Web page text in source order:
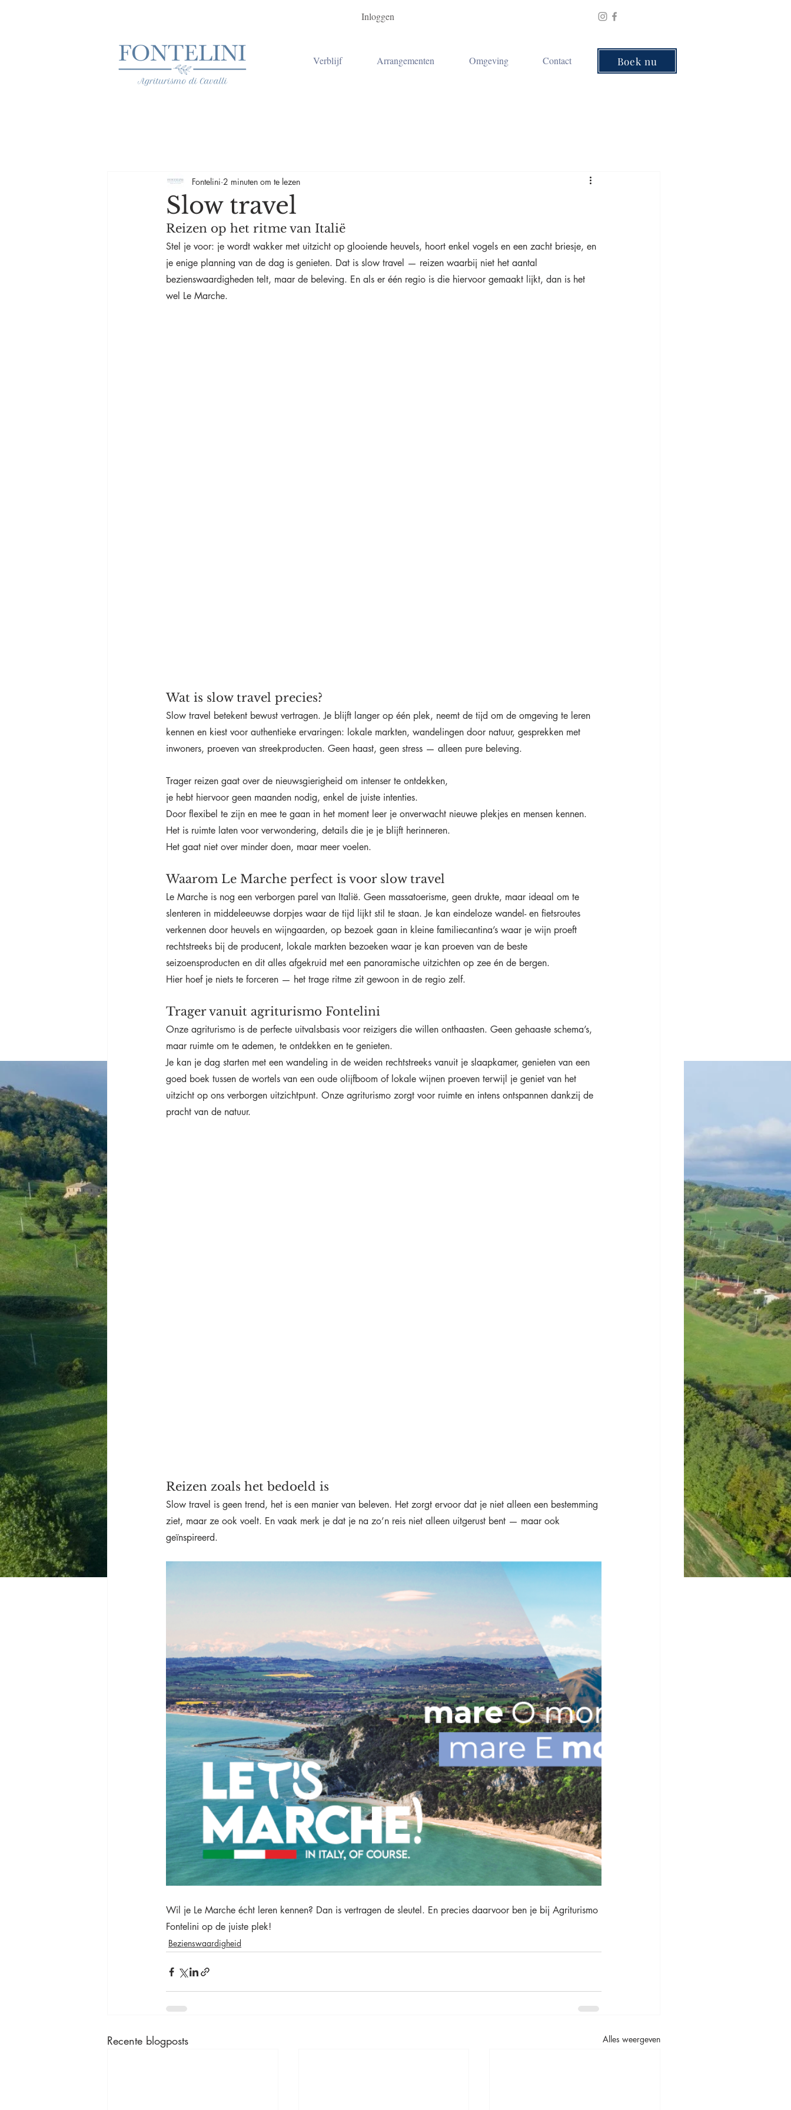
Inloggen
Verblijf Arrangementen Omgeving Contact Boek nu
Slow travel
Fontelini 2 minuten om te lezen
Reizen op het ritme van Italië
Stel je voor: je wordt wakker met uitzicht op glooiende heuvels, hoort enkel vogels en een zacht briesje, en
je enige planning van de dag is genieten. Dat is slow travel — reizen waarbij niet het aantal
bezienswaardigheden telt, maar de beleving. En als er één regio is die hiervoor gemaakt lijkt, dan is het
wel Le Marche.
Wat is slow travel precies?
Slow travel betekent bewust vertragen. Je blijft langer op één plek, neemt de tijd om de omgeving te leren
kennen en kiest voor authentieke ervaringen: lokale markten, wandelingen door natuur, gesprekken met
inwoners, proeven van streekproducten. Geen haast, geen stress — alleen pure beleving.
Trager reizen gaat over de nieuwsgierigheid om intenser te ontdekken,
je hebt hiervoor geen maanden nodig, enkel de juiste intenties.
Door flexibel te zijn en mee te gaan in het moment leer je onverwacht nieuwe plekjes en mensen kennen.
Het is ruimte laten voor verwondering, details die je je blijft herinneren.
Het gaat niet over minder doen, maar meer voelen.
Waarom Le Marche perfect is voor slow travel
Le Marche is nog een verborgen parel van Italië. Geen massatoerisme, geen drukte, maar ideaal om te
slenteren in middeleeuwse dorpjes waar de tijd lijkt stil te staan. Je kan eindeloze wandel- en fietsroutes
verkennen door heuvels en wijngaarden, op bezoek gaan in kleine familiecantina’s waar je wijn proeft
rechtstreeks bij de producent, lokale markten bezoeken waar je kan proeven van de beste
seizoensproducten en dit alles afgekruid met een panoramische uitzichten op zee én de bergen.
Hier hoef je niets te forceren — het trage ritme zit gewoon in de regio zelf.
Trager vanuit agriturismo Fontelini
Onze agriturismo is de perfecte uitvalsbasis voor reizigers die willen onthaasten. Geen gehaaste schema’s,
maar ruimte om te ademen, te ontdekken en te genieten.
Je kan je dag starten met een wandeling in de weiden rechtstreeks vanuit je slaapkamer, genieten van een
goed boek tussen de wortels van een oude olijfboom of lokale wijnen proeven terwijl je geniet van het
uitzicht op ons verborgen uitzichtpunt. Onze agriturismo zorgt voor ruimte en intens ontspannen dankzij de
pracht van de natuur.
Reizen zoals het bedoeld is
Slow travel is geen trend, het is een manier van beleven. Het zorgt ervoor dat je niet alleen een bestemming
ziet, maar ze ook voelt. En vaak merk je dat je na zo’n reis niet alleen uitgerust bent — maar ook
geïnspireerd.
Wil je Le Marche écht leren kennen? Dan is vertragen de sleutel. En precies daarvoor ben je bij Agriturismo
Fontelini op de juiste plek!
Bezienswaardigheid
Recente blogposts Alles weergeven